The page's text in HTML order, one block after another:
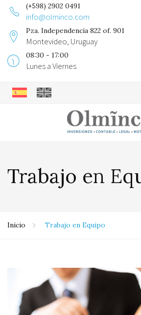
(+598) 2902 0491
info@olminco.com
Pza. Independencia 822 of. 901
Montevideo, Uruguay
08:30 - 17:00
Lunes a Viernes
Trabajo en
Inicio Trabajo en Equipo